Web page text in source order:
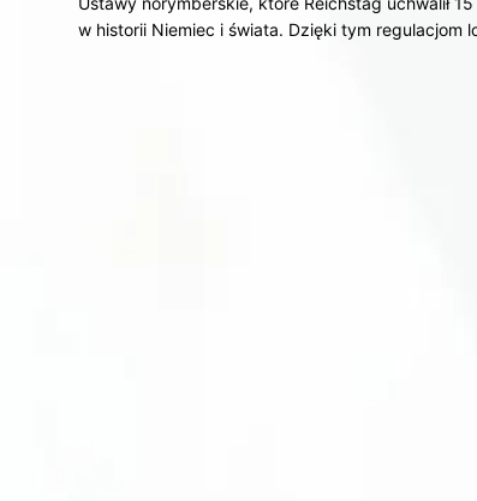
w historii Niemiec i świata. Dzięki tym regulacjom